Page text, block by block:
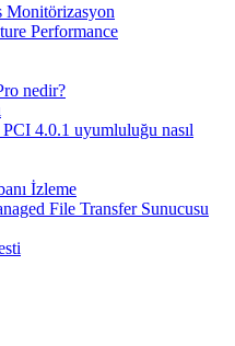
Monitörizasyon
Performance
nedir?
4.0.1 uyumluluğu nasıl
İzleme
File Transfer Sunucusu